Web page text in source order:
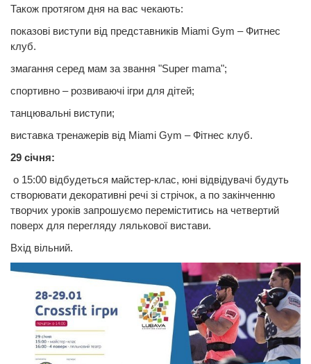
Також протягом дня на вас чекають:
показові виступи від представників Miami Gym – Фитнес
клуб.
змагання серед мам за звання "Super mama";
спортивно – розвиваючі ігри для дітей;
танцювальні виступи;
виставка тренажерів від Miami Gym – Фітнес клуб.
29 січня:
о 15:00 відбудеться майстер-клас, юні відвідувачі будуть
створювати декоративні речі зі стрічок, а по закінченню
творчих уроків запрошуємо переміститись на четвертий
поверх для перегляду лялькової вистави.
Вхід вільний.